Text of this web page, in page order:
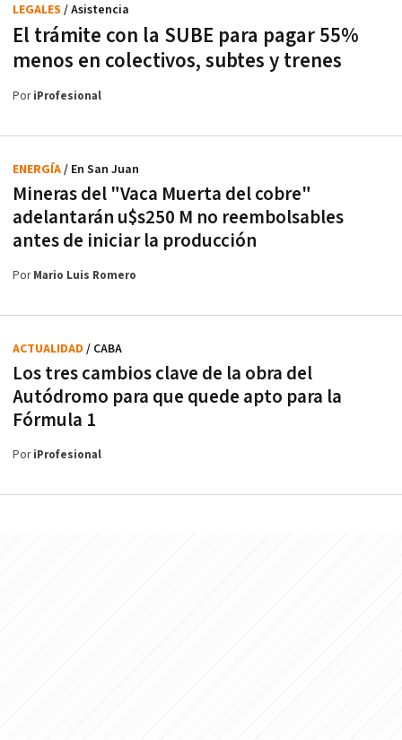
El trámite con la SUBE para pagar 55%
menos en colectivos, subtes y trenes
LEGALES / Asistencia
PoriProfesional
Mineras del "Vaca Muerta del cobre"
adelantarán u$s250 M no reembolsables
antes de iniciar la producción
ENERGÍA/ En San Juan
PorMario Luis Romero
Los tres cambios clave de la obra del
Autódromo para que quede apto para la
Fórmula 1
ACTUALIDAD / CABA
PoriProfesional